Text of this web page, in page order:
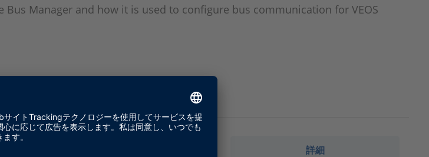
Manager and how it is used to configure bus communication for VEOS
詳細